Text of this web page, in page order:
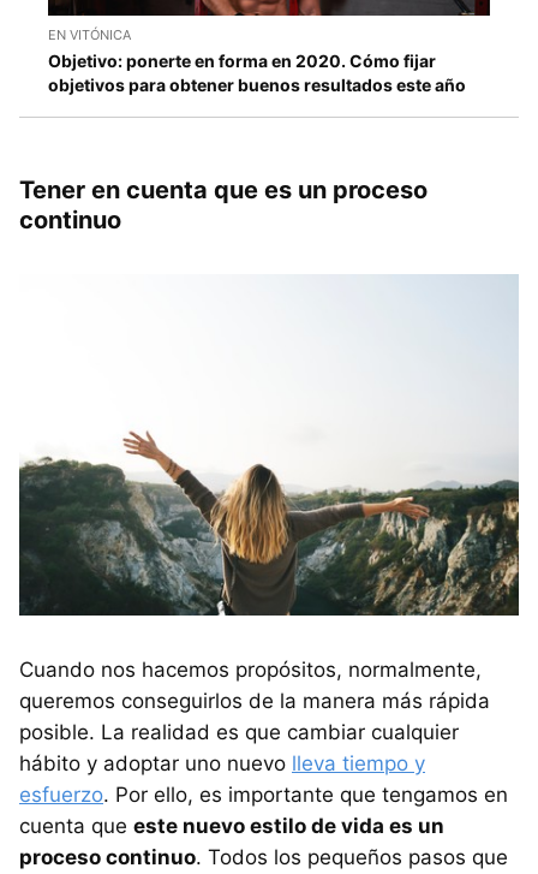
EN VITÓNICA
Objetivo: ponerte en forma en 2020. Cómo fijar
objetivos para obtener buenos resultados este año
Tener en cuenta que es un proceso
continuo
Cuando nos hacemos propósitos, normalmente,
queremos conseguirlos de la manera más rápida
posible. La realidad es que cambiar cualquier
hábito y adoptar uno nuevo lleva tiempo y
esfuerzo. Por ello, es importante que tengamos en
cuenta que este nuevo estilo de vida es un
proceso continuo. Todos los pequeños pasos que